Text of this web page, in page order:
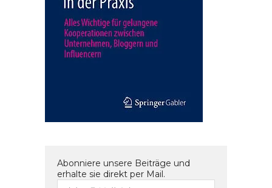
Abonniere unsere Beiträge und
erhalte sie direkt per Mail.